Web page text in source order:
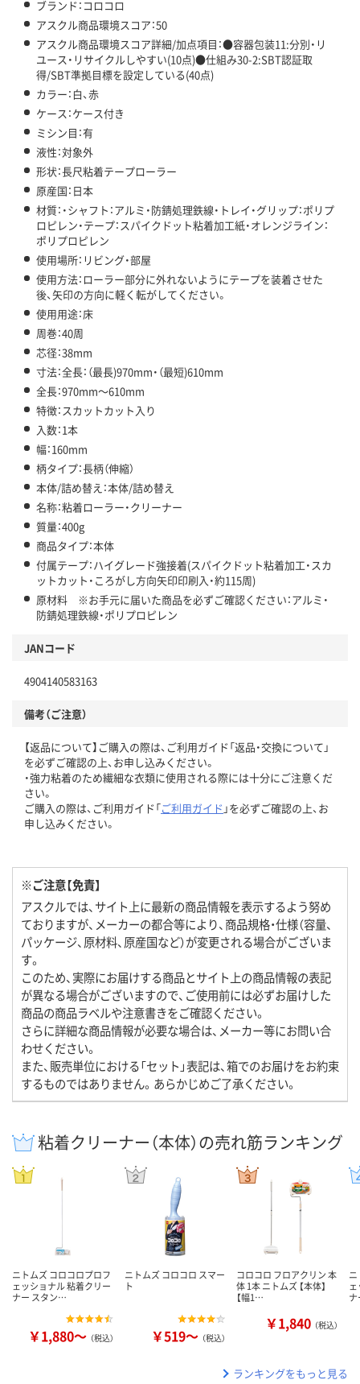
ブランド：コロコロ
アスクル商品環境スコア：50
アスクル商品環境スコア詳細/加点項目：●容器包装11:分別・リ
ユース・リサイクルしやすい(10点)●仕組み30-2:SBT認証取
得/SBT準拠目標を設定している(40点)
カラー：白、赤
ケース：ケース付き
ミシン目：有
液性：対象外
形状：長尺粘着テープローラー
原産国：日本
材質：・シャフト：アルミ・防錆処理鉄線・トレイ・グリップ：ポリプ
ロピレン・テープ：スパイクドット粘着加工紙・オレンジライン：
ポリプロピレン
使用場所：リビング・部屋
使用方法：ローラー部分に外れないようにテープを装着させた
後、矢印の方向に軽く転がしてください。
使用用途：床
周巻：40周
芯径：38mm
寸法：全長：（最長)970mm・（最短)610mm
全長：970mm～610mm
特徴：スカットカット入り
入数：1本
幅：160mm
柄タイプ：長柄（伸縮）
本体/詰め替え：本体/詰め替え
名称：粘着ローラー・クリーナー
質量：400g
商品タイプ：本体
付属テープ：ハイグレード強接着(スパイクドット粘着加工・スカ
ットカット・ころがし方向矢印印刷入・約115周)
原材料 ※お手元に届いた商品を必ずご確認ください：アルミ・
防錆処理鉄線・ポリプロピレン
JANコード
4904140583163
備考（ご注意）
【返品について】ご購入の際は、ご利用ガイド「返品・交換について」
を必ずご確認の上、お申し込みください。
・強力粘着のため繊細な衣類に使用される際には十分にご注意くだ
さい。
ご購入の際は、ご利用ガイド「ご利用ガイド 」を必ずご確認の上、お
申し込みください。
※ご注意【免責】
アスクルでは、サイト上に最新の商品情報を表示するよう努め
ておりますが、メーカーの都合等により、商品規格・仕様（容量、
パッケージ、原材料、原産国など）が変更される場合がございま
す。
このため、実際にお届けする商品とサイト上の商品情報の表記
が異なる場合がございますので、ご使用前には必ずお届けした
商品の商品ラベルや注意書きをご確認ください。
さらに詳細な商品情報が必要な場合は、メーカー等にお問い合
わせください。
また、販売単位における「セット」表記は、箱でのお届けをお約束
するものではありません。あらかじめご了承ください。
粘着クリーナー（本体）の売れ筋ランキング
ニトムズ コロコロプロフ
ェッショナル 粘着クリー
ナー スタン…
￥1,880～ （税込）
ニトムズ コロコロ スマー
ト
￥519～ （税込）
コロコロ フロアクリン 本
体 1本 ニトムズ 【本体】
【幅1…
￥1,840 （税込）
ランキングをもっと見る